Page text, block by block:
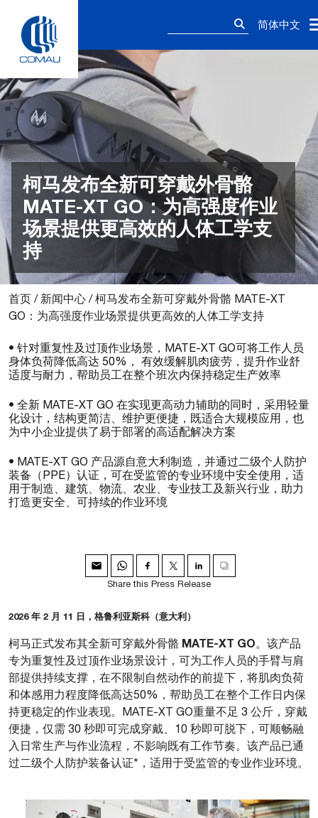
content
简体中文
柯马发布全新可穿戴外骨骼
MATE-XT GO：为高强度作业
场景提供更高效的人体工学支
持
首页 / 新闻中心 /柯马发布全新可穿戴外骨骼 MATE-XT
GO：为高强度作业场景提供更高效的人体工学支持
• 针对重复性及过顶作业场景，MATE-XT GO可将工作人员
身体负荷降低高达 50%， 有效缓解肌肉疲劳，提升作业舒
适度与耐力，帮助员工在整个班次内保持稳定生产效率
• 全新 MATE-XT GO 在实现更高动力辅助的同时，采用轻量
化设计，结构更简洁、维护更便捷，既适合大规模应用，也
为中小企业提供了易于部署的高适配解决方案
• MATE-XT GO 产品源自意大利制造，并通过二级个人防护
装备（PPE）认证，可在受监管的专业环境中安全使用，适
用于制造、建筑、物流、农业、专业技工及新兴行业，助力
打造更安全、可持续的作业环境
Share this Press Release
2026 年 2 月 11 日，格鲁利亚斯科（意大利）
柯马正式发布其全新可穿戴外骨骼 MATE-XT GO。该产品
专为重复性及过顶作业场景设计，可为工作人员的手臂与肩
部提供持续支撑，在不限制自然动作的前提下，将肌肉负荷
和体感用力程度降低高达50%，帮助员工在整个工作日内保
持更稳定的作业表现。MATE-XT GO重量不足 3 公斤，穿戴
便捷，仅需 30 秒即可完成穿戴、10 秒即可脱下，可顺畅融
入日常生产与作业流程，不影响既有工作节奏。该产品已通
过二级个人防护装备认证*，适用于受监管的专业作业环境。